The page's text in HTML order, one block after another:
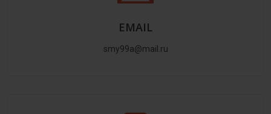
EMAIL
smy99a@mail.ru